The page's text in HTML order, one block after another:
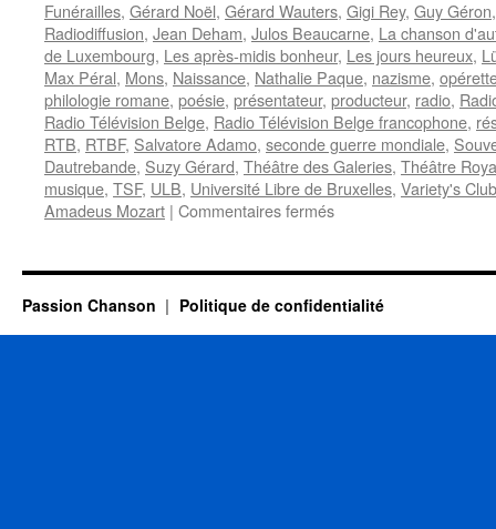
Funérailles, Gérard Noël, Gérard Wauters, Gigi Rey, Guy Géron
Radiodiffusion, Jean Deham, Julos Beaucarne, La chanson
de Luxembourg, Les après-midis bonheur, Les jours heureux,
Max Péral, Mons, Naissance, Nathalie Paque, nazisme,
philologie romane, poésie, présentateur, producteur, radio,
Radio Télévision Belge, Radio Télévision Belge francophone,
RTB, RTBF, Salvatore Adamo, seconde guerre mondiale,
Dautrebande, Suzy Gérard, Théâtre des Galeries, Théâtre
musique, TSF, ULB, Université Libre de Bruxelles, Variety's Club
Amadeus Mozart | Commentaires ferméssur
Passion Chanson Politique de confidentialité